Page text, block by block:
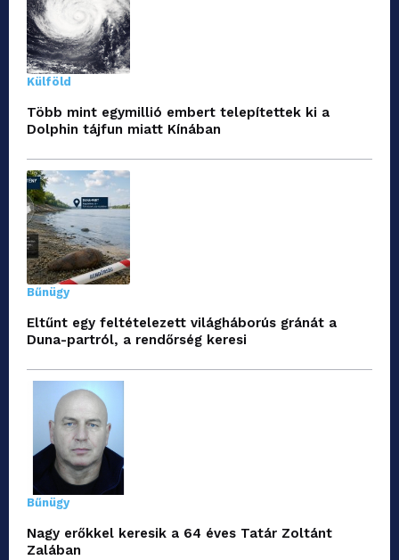
Külföld
Több mint egymillió embert telepítettek ki a
Dolphin tájfun miatt Kínában
Bűnügy
Eltűnt egy feltételezett világháborús gránát a
Duna-partról, a rendőrség keresi
Bűnügy
Nagy erőkkel keresik a 64 éves Tatár Zoltánt
Zalában